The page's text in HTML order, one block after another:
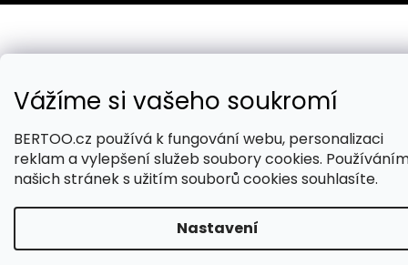
Vážíme si vašeho soukromí
BERTOO.cz používá k fungování webu, personalizaci
reklam a vylepšení služeb soubory cookies.
našich stránek s užitím souborů cookies souhlasíte.
Nastavení